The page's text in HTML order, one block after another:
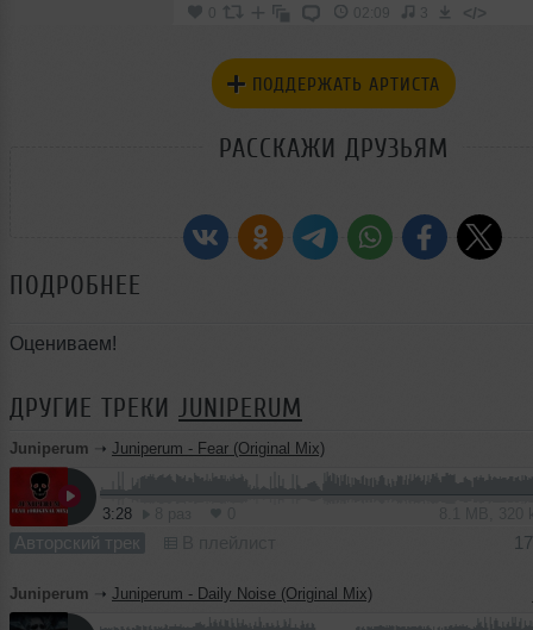
02:09 3 </>
ПОДДЕРЖАТЬ АРТИСТА
РАССКАЖИ ДРУЗЬЯМ
ПОДРОБНЕЕ
Оцениваем!
ДРУГИЕ ТРЕКИ JUNIPERUM
Juniperum ➝ Juniperum - Fear (Original Mix)
3:28
Авторский трек
Juniperum ➝ Juniperum - Daily Noise (Original Mix)